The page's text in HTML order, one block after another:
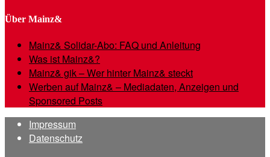
Über Mainz&
Mainz& Solidar-Abo: FAQ und Anleitung
Was ist Mainz&?
Mainz& gik – Wer hinter Mainz& steckt
Werben auf Mainz& – Mediadaten, Anzeigen und
Sponsored Posts
Impressum
Datenschutz